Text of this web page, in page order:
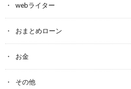
webライター
おまとめローン
お金
その他